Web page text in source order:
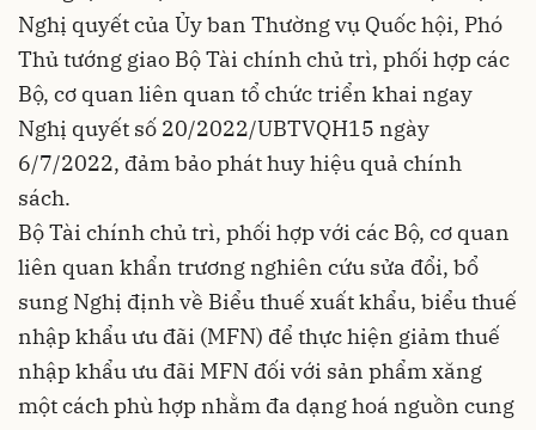
Nghị quyết của Ủy ban Thường vụ Quốc hội, Phó
Thủ tướng giao Bộ Tài chính chủ trì, phối hợp các
Bộ, cơ quan liên quan tổ chức triển khai ngay
Nghị quyết số 20/2022/UBTVQH15 ngày
6/7/2022, đảm bảo phát huy hiệu quả chính
sách.
Bộ Tài chính chủ trì, phối hợp với các Bộ, cơ quan
liên quan khẩn trương nghiên cứu sửa đổi, bổ
sung Nghị định về Biểu thuế xuất khẩu, biểu thuế
nhập khẩu ưu đãi (MFN) để thực hiện giảm thuế
nhập khẩu ưu đãi MFN đối với sản phẩm xăng
một cách phù hợp nhằm đa dạng hoá nguồn cung